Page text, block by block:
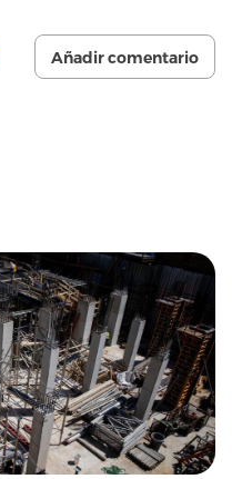
Añadir comentario